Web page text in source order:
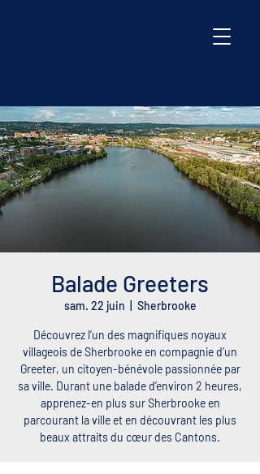
Balade Greeters
sam. 22 juin Sherbrooke
Découvrez l’un des magnifiques noyaux
villageois de Sherbrooke en compagnie d’un
Greeter, un citoyen-bénévole passionnée par
sa ville. Durant une balade d’environ 2 heures,
apprenez-en plus sur Sherbrooke en
parcourant la ville et en découvrant les plus
beaux attraits du cœur des Cantons.